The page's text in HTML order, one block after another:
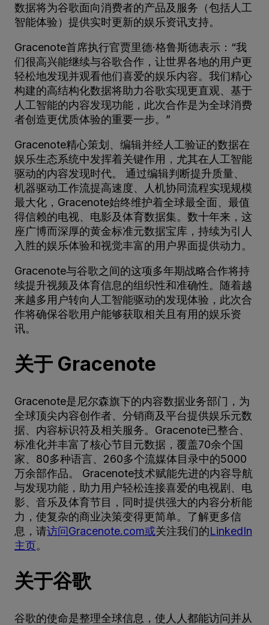
数据将为谷歌面向消费者的产品及服务（包括人工
智能体验）提供实时更新的娱乐资讯支持。
Gracenote首席执行官贾里德·格鲁斯德表示：“我
们很高兴能继续与谷歌合作，让世界各地的用户更
轻松地发现并观看他们喜爱的娱乐内容。我们精心
构建的高结构化数据将助力谷歌实现更直观、基于
人工智能的内容发现功能，此次合作是为全球消费
者创造更优质体验的重要一步。”
Gracenote精心策划、编辑并经人工验证的数据在
娱乐生态系统中发挥着关键作用，尤其在人工智能
驱动的内容发现时代。 通过编辑判断提升质量、
机器驱动工作流提高速度、人机协同流程实现规模
最大化，Gracenote始终维护着全球最全面、最值
得信赖的电视、电影及体育数据集。数十年来，这
座广博而深厚的黄金标准元数据宝库，持续为引人
入胜的娱乐体验和视觉丰富的用户界面提供动力。
Gracenote与谷歌之间的这项多年期战略合作将持
续提升视频及体育信息的组织性和准确性。随着越
来越多用户转向人工智能驱动的发现体验，此次合
作将确保谷歌用户能够获取相关且有用的娱乐资
讯。
关于 Gracenote
Gracenote是尼尔森旗下的内容数据业务部门，为
全球顶尖内容创作者、分销商及平台提供娱乐元数
据、内容标识符及相关服务。Gracenote已整合、
标准化并丰富了核心节目元数据，覆盖70余个国
家、80多种语言、260多个流媒体目录中的5000
万余部作品。 Gracenote技术赋能先进的内容导航
与发现功能，助力用户轻松连接喜爱的电视剧、电
影、音乐及体育节目，同时提供强大的内容分析能
力，使复杂的商业决策变得更简单。了解更多信
息，请访问Gracenote.com或关注我们的LinkedIn
主页。
关于谷歌
谷歌的使命是整理全球信息，使人人都能访问并从